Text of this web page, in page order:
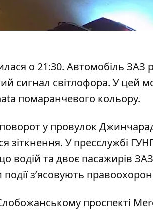
о 21:30. Автомобіль ЗАЗ
сигнал світлофора. У цей
помаранчевого кольору.
у провулок
зіткнення. У пресслужбі
водій та двоє пасажирів ЗАЗ
з’ясовують
проспекті